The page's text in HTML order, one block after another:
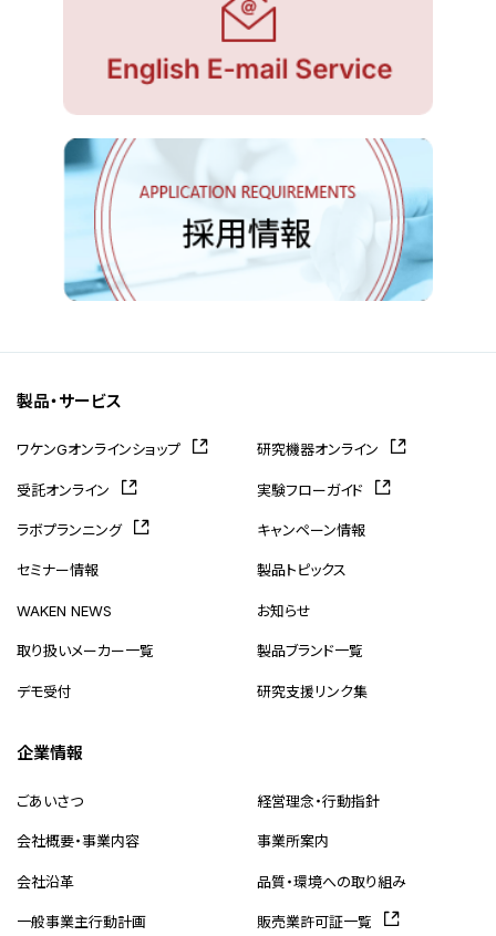
製品・サービス
ワケンGオンラインショップ 研究機器オンライン
受託オンライン 実験フローガイド
ラボプランニング キャンペーン情報
セミナー情報 製品トピックス
WAKEN NEWS お知らせ
取り扱いメーカー一覧 製品ブランド一覧
デモ受付 研究支援リンク集
企業情報
ごあいさつ 経営理念・行動指針
会社概要・事業内容 事業所案内
会社沿革 品質・環境への取り組み
一般事業主行動計画 販売業許可証一覧